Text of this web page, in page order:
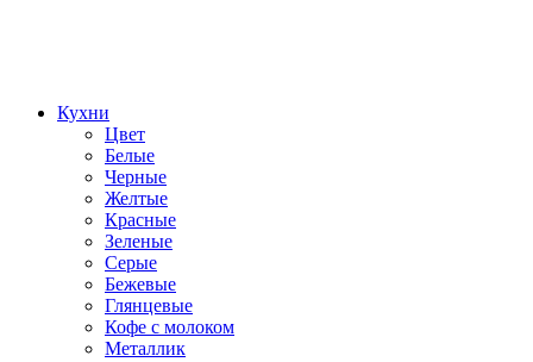
Кухни
Цвет
Белые
Черные
Желтые
Красные
Зеленые
Серые
Бежевые
Глянцевые
Кофе с молоком
Металлик